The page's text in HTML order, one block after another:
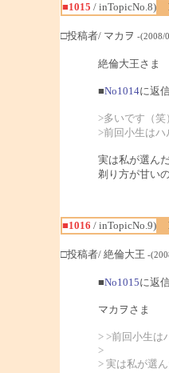
■1015 / inTopicNo.8)
□投稿者/ マカヲ -(2008/
絶倫大王さま
■No1014に返
>多いです（
>前回小生はハ
実は私が選ん
剃り方が甘い
■1016 / inTopicNo.9)
□投稿者/ 絶倫大王 -
■No1015に返
マカヲさま
> >前回小生は
>
> 実は私が選